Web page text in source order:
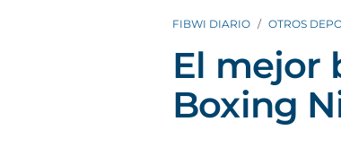
FIBWI DIARIO OTROS
El mejor
Boxing